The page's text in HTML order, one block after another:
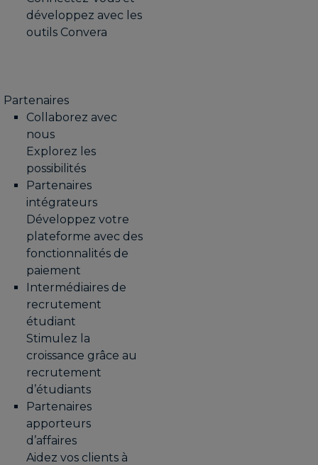
développez avec les
outils Convera
Partenaires
Collaborez avec
nous
Explorez les
possibilités
Partenaires
intégrateurs
Développez votre
plateforme avec des
fonctionnalités de
paiement
Intermédiaires de
recrutement
étudiant
Stimulez la
croissance grâce au
recrutement
d’étudiants
Partenaires
apporteurs
d’affaires
Aidez vos clients à